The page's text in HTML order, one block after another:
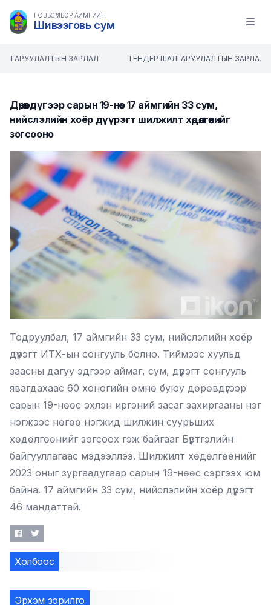
ГОВЬСҮМБЭР АЙМГИЙН
Шивээговь сум Open
ЗАРЛАЛ ТЕНДЕР ШАЛГАРУУЛАЛТЫН ЗАРЛАЛ
Дөрөвдүгээр сарын 19-нөөс 17 аймгийн 33 сум,
нийслэлийн хоёр дүүрэгт шилжилт хөдөлгөөнийг
зогсооно
Тодруулбал, 17 аймгийн 33 сум, нийслэлийн хоёр
дүүрэгт ИТХ-ын сонгууль болно. Тиймээс хуульд
заасны дагуу эдгээр аймаг, сум, дүүрэгт сонгууль
явагдахаас 60 хоногийн өмнө буюу дөрөвдүгээр
сарын 19-нөөс эхлэн иргэний засаг захиргааны нэг
нэгжээс нөгөө нэгжид шилжин суурьших
хөдөлгөөнийг зогсоох гэж байгааг Бүртгэлийн
байгууллагаас мэдээллээ. Шилжилт хөдөлгөөнийг
2023 оныг зургаадугаар сарын 19-нөөс сэргээх юм
байна. 17 аймгийн 33 сум, нийслэлийн хоёр дүүрэгт
46 мандаттай.
Холбоос
Эрхэм зорилго